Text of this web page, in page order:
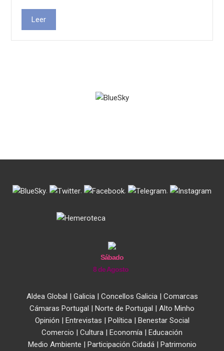
Leer
. . . .
Sábado
8 de Agosto
Aldea Global Galicia| Concellos Galicia| Comarcas
Cámaras Portugal
Norte de Portugal
Alto Minho
Opinión
Entrevistas Política|
Benestar Social
Comercio
Cultura Economía
Educación
Medio Ambiente
Participación Cidadá|
Patrimonio